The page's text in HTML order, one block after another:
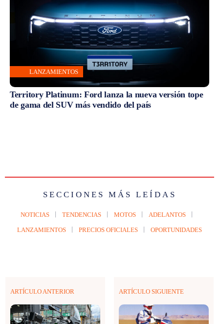
LANZAMIENTOS
Territory Platinum: Ford lanza la nueva versión tope
de gama del SUV más vendido del país
SECCIONES MÁS LEÍDAS
NOTICIAS TENDENCIAS MOTOS ADELANTOS
LANZAMIENTOS PRECIOS OFICIALES OPORTUNIDADES
ARTÍCULO ANTERIOR ARTÍCULO SIGUIENTE